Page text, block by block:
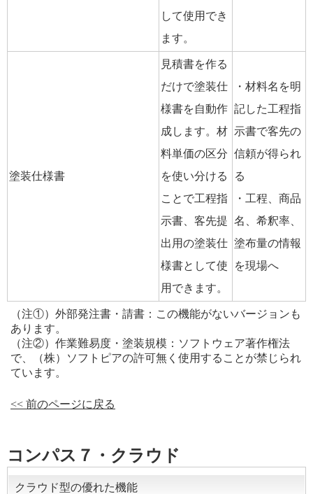
して使用でき
ます。
塗装仕様書
見積書を作る
だけで塗装仕
様書を自動作
成します。材
料単価の区分
を使い分ける
ことで工程指
示書、客先提
出用の塗装仕
様書として使
用できます。
・材料名を明
記した工程指
示書で客先の
信頼が得られ
る
・工程、商品
名、希釈率、
塗布量の情報
を現場へ
（注①）外部発注書・請書：この機能がないバージョンも
あります。
（注②）作業難易度・塗装規模：ソフトウェア著作権法
で、（株）ソフトピアの許可無く使用することが禁じられ
ています。
<< 前のページに戻る
コンパス７・クラウド
クラウド型の優れた機能